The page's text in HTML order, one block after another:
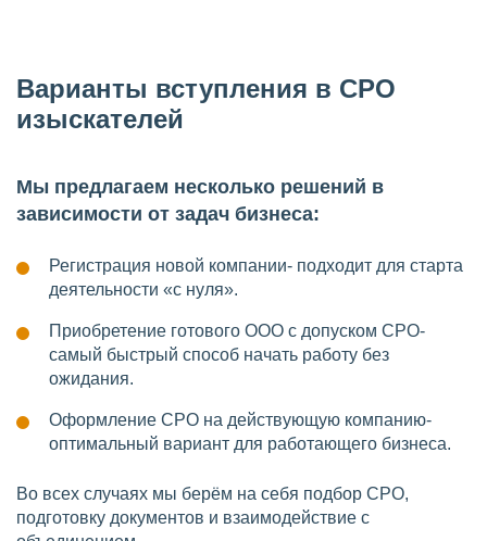
Варианты вступления в СРО
изыскателей
Мы предлагаем несколько решений в
зависимости от задач бизнеса:
Регистрация новой компании- подходит для старта
деятельности «с нуля».
Приобретение готового ООО с допуском СРО-
самый быстрый способ начать работу без
ожидания.
Оформление СРО на действующую компанию-
оптимальный вариант для работающего бизнеса.
Во всех случаях мы берём на себя подбор СРО,
подготовку документов и взаимодействие с